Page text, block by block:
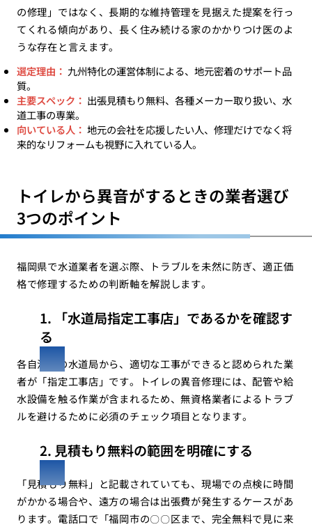
の修理」ではなく、長期的な維持管理を見据えた提案を行っ
てくれる傾向があり、長く住み続ける家のかかりつけ医のよ
うな存在と言えます。
選定理由： 九州特化の運営体制による、地元密着のサポート品
質。
主要スペック： 出張見積もり無料、各種メーカー取り扱い、水
道工事の専業。
向いている人： 地元の会社を応援したい人、修理だけでなく将
来的なリフォームも視野に入れている人。
トイレから異音がするときの業者選び
3つのポイント
福岡県で水道業者を選ぶ際、トラブルを未然に防ぎ、適正価
格で修理するための判断軸を解説します。
1. 「水道局指定工事店」であるかを確認す
る
各自治体の水道局から、適切な工事ができると認められた業
者が「指定工事店」です。トイレの異音修理には、配管や給
水設備を触る作業が含まれるため、無資格業者によるトラブ
ルを避けるために必須のチェック項目となります。
2. 見積もり無料の範囲を明確にする
「見積もり無料」と記載されていても、現場での点検に時間
がかかる場合や、遠方の場合は出張費が発生するケースがあ
ります。電話口で「福岡市の〇〇区まで、完全無料で見に来